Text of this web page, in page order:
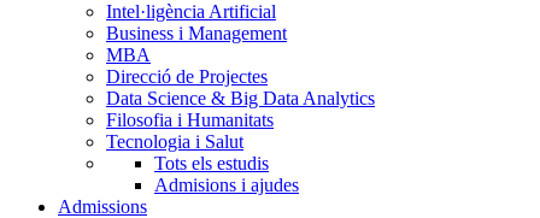
Intel·ligència Artificial
Business i Management
MBA
Direcció de Projectes
Data Science & Big Data Analytics
Filosofia i Humanitats
Tecnologia i Salut
Tots els estudis
Admisions i ajudes
Admissions